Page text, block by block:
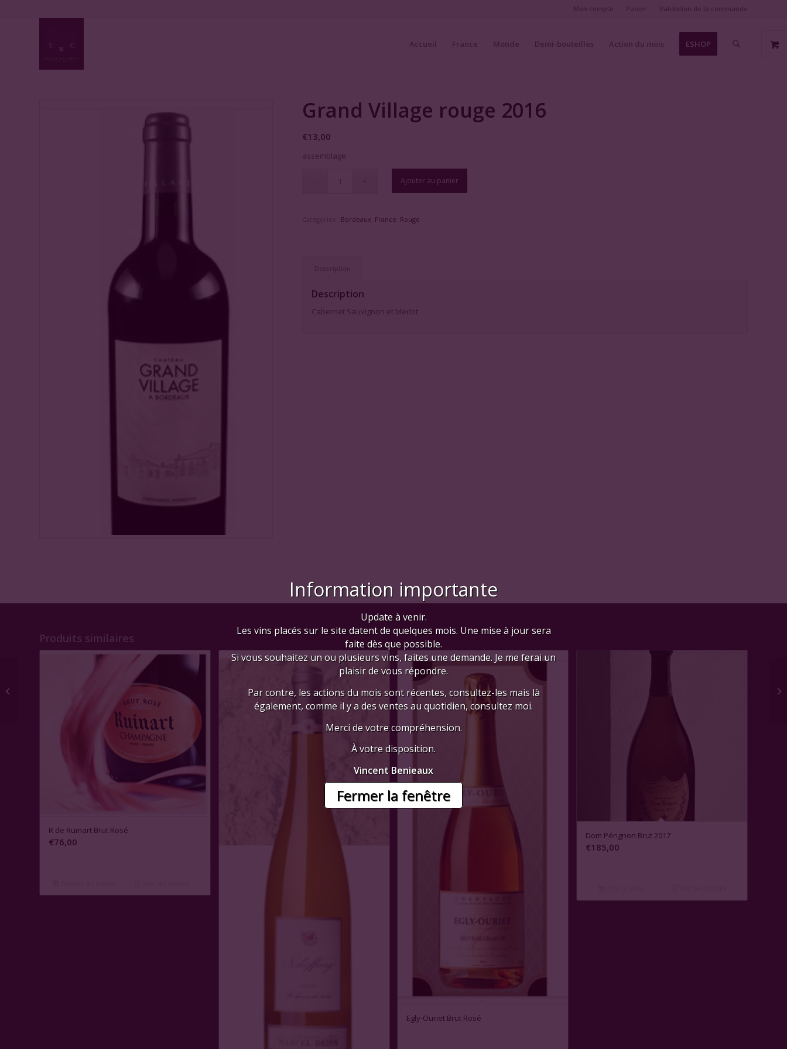
Accueil France Monde Demi-bouteilles Action du mois ESHOP
Grand Village rouge 2016
€13,00
assemblage
Ajouter au panier
Bordeaux France Rouge
Description
Cabernet Sauvignon et Merlot
Produits similaires
R de Ruinart Brut Rosé
€76,00
Egly-Ouriet Brut Rosé
Dom Pérignon Brut 2017
€185,00
Information importante
Update à venir.
Les vins placés sur le site datent de quelques mois. Une mise à jour sera
faite dès que possible.
Si vous souhaitez un ou plusieurs vins, faites une demande. Je me ferai un
plaisir de vous répondre.
Par contre, les actions du mois sont récentes, consultez-les mais là
également, comme il y a des ventes au quotidien, consultez moi.
Merci de votre compréhension.
À votre disposition.
Vincent Benieaux
Fermer la fenêtre